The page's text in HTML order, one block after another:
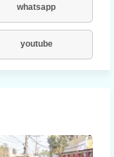
whatsapp
youtube